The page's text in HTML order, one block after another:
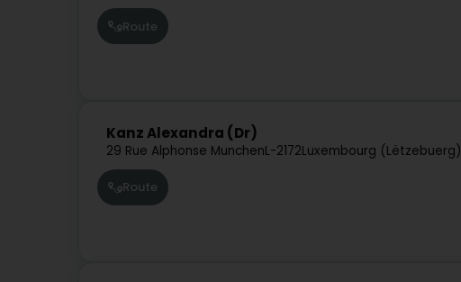
Route
Kanz Alexandra (Dr)
29 Rue Alphonse MunchenL-2172Luxembourg (Lëtzebuerg)
Route